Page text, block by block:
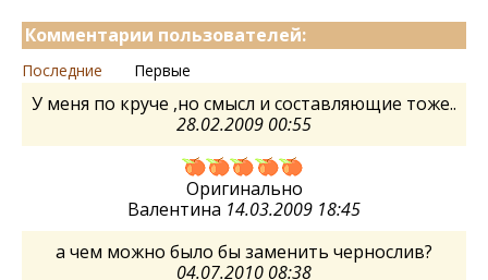
Комментарии пользователей:
Последние Первые
У меня по круче ,но смысл и составляющие тоже..
28.02.2009 00:55
Оригинально
Валентина 14.03.2009 18:45
а чем можно было бы заменить чернослив?
04.07.2010 08:38